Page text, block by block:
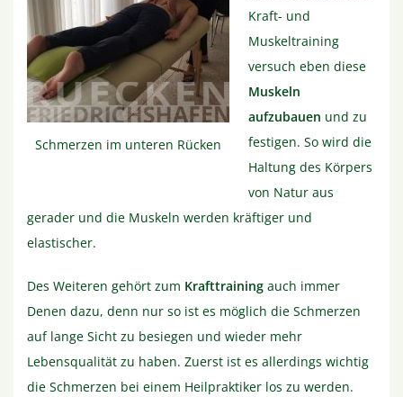
Schmerzen im unteren Rücken
Kraft- und
Muskeltraining
versuch eben diese
Muskeln
aufzubauen und zu
festigen. So wird die
Haltung des Körpers
von Natur aus
gerader und die Muskeln werden kräftiger und
elastischer.
Des Weiteren gehört zum Krafttraining auch immer
Denen dazu, denn nur so ist es möglich die Schmerzen
auf lange Sicht zu besiegen und wieder mehr
Lebensqualität zu haben. Zuerst ist es allerdings wichtig
die Schmerzen bei einem Heilpraktiker los zu werden.